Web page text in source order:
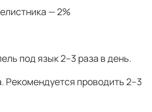
— 2%
под язык 2–3 раза в день.
Рекомендуется проводить 2–3